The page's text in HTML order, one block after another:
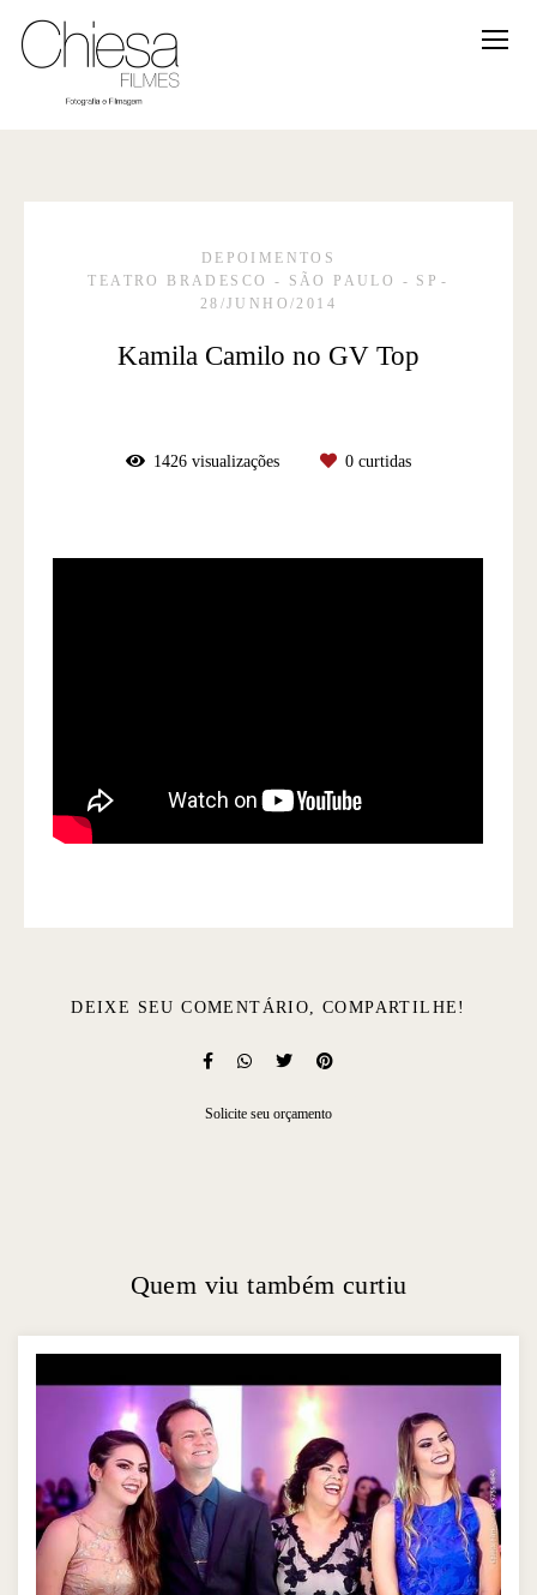
DEPOIMENTOS
TEATRO BRADESCO - SÃO PAULO - SP
28/JUNHO/2014
Kamila Camilo no GV Top
1426 visualizações 0 curtidas
DEIXE SEU COMENTÁRIO, COMPARTILHE!
Solicite seu orçamento
Quem viu também curtiu